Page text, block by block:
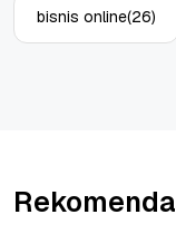
bisnis online(26)